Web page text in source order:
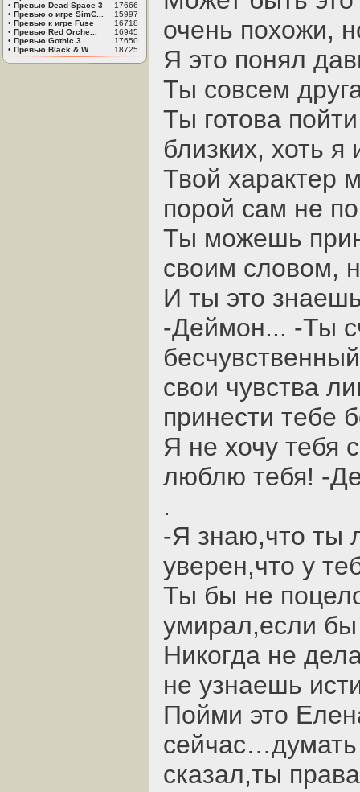
• Превью Dead Space 3
17666
• Превью о игре SimC...
15997
• Превью к игре Fuse
16718
• Превью Red Orche...
16945
• Превью Gothic 3
17650
• Превью Black & W... 18725
очень похожи,
Я это понял
Ты совсем
Ты готова
близких, хоть
Твой характер
порой сам не
Ты можешь
своим словом,
И ты это
-Деймон... -Ты
свои чувства
принести тебе
Я не хочу тебя
люблю тебя! -
.
-Я знаю,что ты
уверен,что у
Ты бы не
умирал,если
Никогда не
не узнаешь
Пойми это
сейчас…думать
сказал,ты